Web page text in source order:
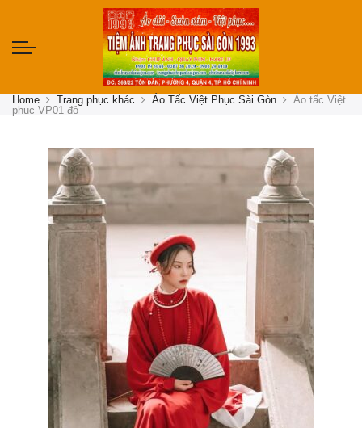
Home Trang phục khác Áo Tấc Việt Phục Sài Gòn
Áo tấc Việt
phục VP01 đỏ